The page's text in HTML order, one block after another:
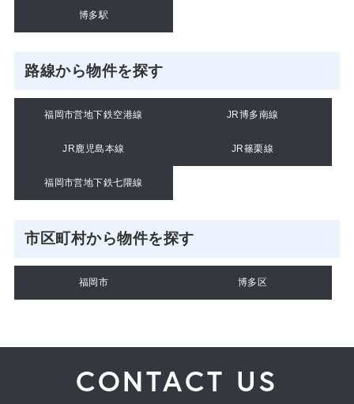
博多駅
路線から物件を探す
福岡市営地下鉄空港線 JR博多南線
JR鹿児島本線 JR篠栗線
福岡市営地下鉄七隈線
市区町村から物件を探す
福岡市 博多区
CONTACT US